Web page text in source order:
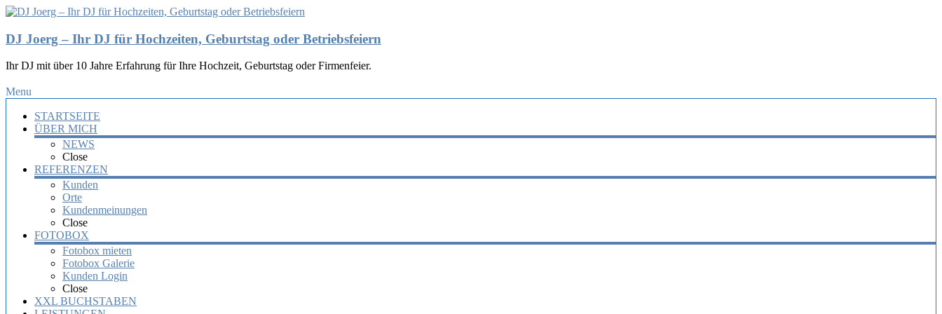
DJ Joerg – Ihr DJ für Hochzeiten, Geburtstag oder Betriebsfeiern
Ihr DJ mit über 10 Jahre Erfahrung für Ihre Hochzeit, Geburtstag oder Firmenfeier.
Menu
STARTSEITE
ÜBER MICH
NEWS
Close
REFERENZEN
Kunden
Orte
Kundenmeinungen
Close
FOTOBOX
Fotobox mieten
Fotobox Galerie
Kunden Login
Close
XXL BUCHSTABEN